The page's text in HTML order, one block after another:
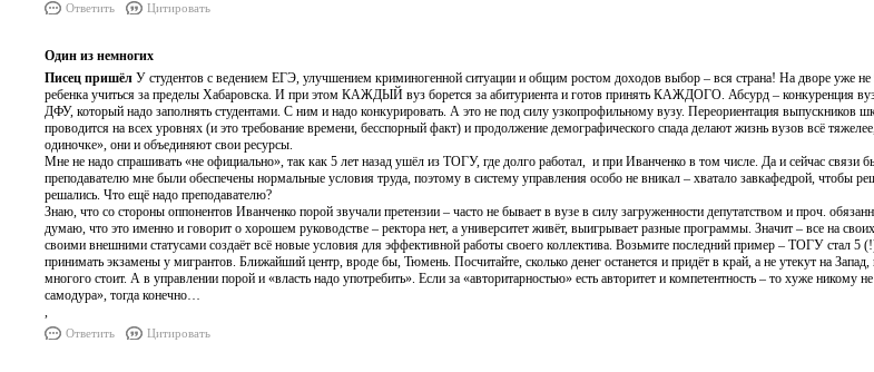
Ответить Цитировать
Один из немногих
Писец пришёл У студентов с ведением ЕГЭ, улучшением криминогенной ситуации и общим ростом доходов выбор – вся страна! На дворе уже не
ребенка учиться за пределы Хабаровска. И при этом КАЖДЫЙ вуз борется за абитуриента и готов принять КАЖДОГО. Абсурд – конкуренция
ДФУ, который надо заполнять студентами. С ним и надо конкурировать. А это не под силу узкопрофильному вузу. Переориентация выпускников
проводится на всех уровнях (и это требование времени, бесспорный факт) и продолжение демографического спада делают жизнь вузов всё
одиночке», они и объединяют свои ресурсы.
Мне не надо спрашивать «не официально», так как 5 лет назад ушёл из ТОГУ, где долго работал, и при Иванченко в том числе. Да и сейчас
преподавателю мне были обеспечены нормальные условия труда, поэтому в систему управления особо не вникал – хватало завкафедрой, чтобы
решались. Что ещё надо преподавателю?
Знаю, что со стороны оппонентов Иванченко порой звучали претензии – часто не бывает в вузе в силу загруженности депутатством и проч.
думаю, что это именно и говорит о хорошем руководстве – ректора нет, а университет живёт, выигрывает разные программы. Значит – все на
своими внешними статусами создаёт всё новые условия для эффективной работы своего коллектива. Возьмите последний пример – ТОГУ стал 5
принимать экзамены у мигрантов. Ближайший центр, вроде бы, Тюмень. Посчитайте, сколько денег останется и придёт в край, а не утекут на
многого стоит. А в управлении порой и «власть надо употребить». Если за «авторитарностью» есть авторитет и компетентность – то хуже никому
самодура», тогда конечно…
,
Ответить Цитировать